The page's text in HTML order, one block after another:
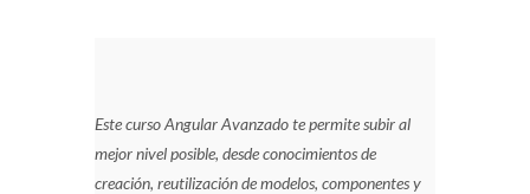
Este curso Angular Avanzado te permite subir al
mejor nivel posible, desde conocimientos de
creación, reutilización de modelos, componentes y